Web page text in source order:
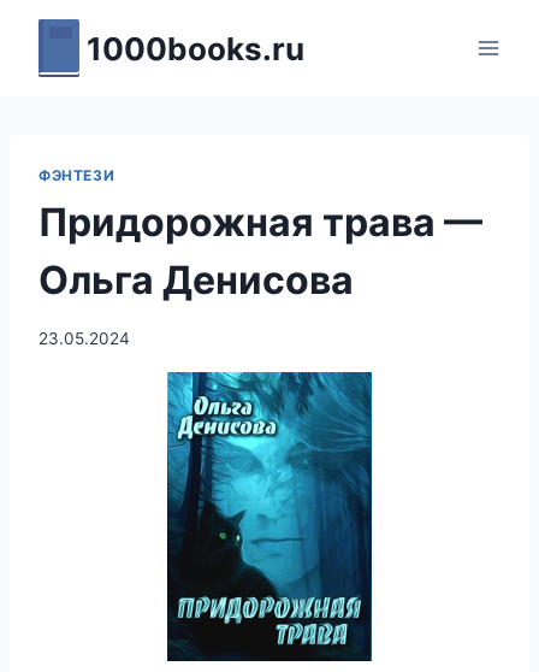
Перейти
содержимому
1000books.ru
ФЭНТЕЗИ
Придорожная трава —
Ольга Денисова
23.05.2024